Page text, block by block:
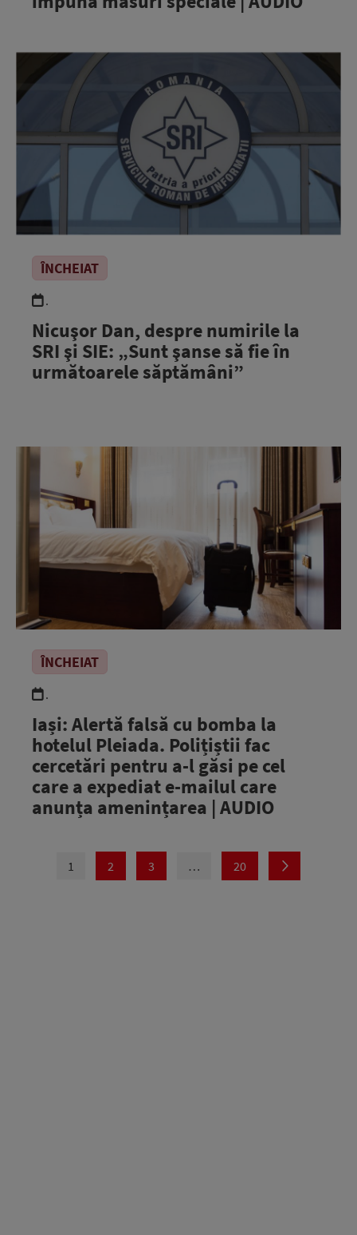
ÎNCHEIAT
.
Nicuşor Dan, despre numirile la
SRI şi SIE: „Sunt şanse să fie în
următoarele săptămâni”
ÎNCHEIAT
.
Iași: Alertă falsă cu bomba la
hotelul Pleiada. Polițiștii fac
cercetări pentru a-l găsi pe cel
care a expediat e-mailul care
anunța amenințarea | AUDIO
1 2 3 … 20